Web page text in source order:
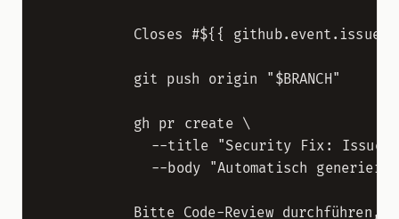
Closes #${{
          git push origin "$BRANCH"
          gh pr create \
--title "Security Fix: Issue
--body "Automatisch
Bitte Code-Review durchführen,